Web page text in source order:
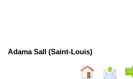
Adama Sall (Saint-Louis)